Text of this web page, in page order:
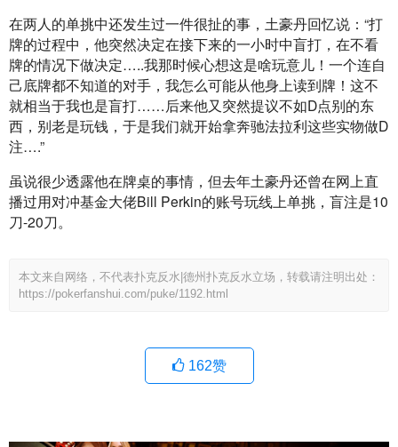
在两人的单挑中还发生过一件很扯的事，土豪丹回忆说：“打
牌的过程中，他突然决定在接下来的一小时中盲打，在不看
牌的情况下做决定…..我那时候心想这是啥玩意儿！一个连自
己底牌都不知道的对手，我怎么可能从他身上读到牌！这不
就相当于我也是盲打……后来他又突然提议不如D点别的东
西，别老是玩钱，于是我们就开始拿奔驰法拉利这些实物做D
注….”
虽说很少透露他在牌桌的事情，但去年土豪丹还曾在网上直
播过用对冲基金大佬Bill Perkin的账号玩线上单挑，盲注是10
刀-20刀。
本文来自网络，不代表扑克反水|德州扑克反水立场，转载请注明出处：
https://pokerfanshui.com/puke/1192.html
162赞